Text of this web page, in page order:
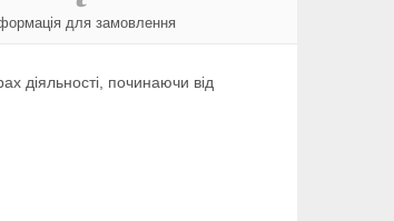
для замовлення
діяльності, починаючи від